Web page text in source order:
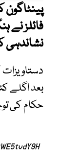
فائلز نے
نشاندہی
بعد اگلے
حکام کی